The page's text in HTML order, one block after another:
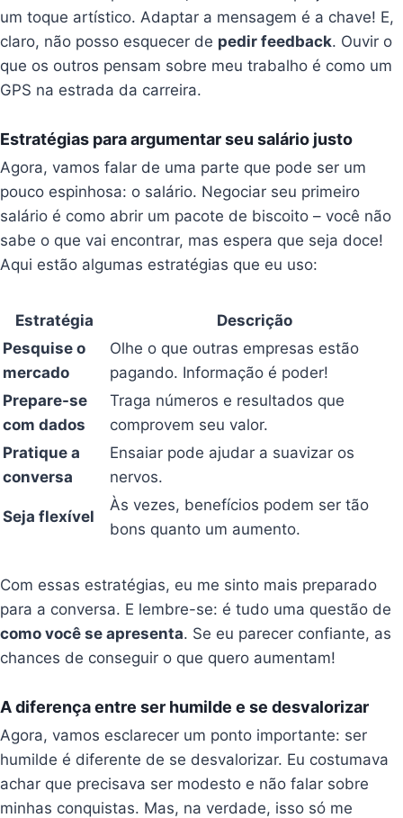
um toque artístico. Adaptar a mensagem é a chave! E,
claro, não posso esquecer de pedir feedback. Ouvir o
que os outros pensam sobre meu trabalho é como um
GPS na estrada da carreira.
Estratégias para argumentar seu salário justo
Agora, vamos falar de uma parte que pode ser um
pouco espinhosa: o salário. Negociar seu primeiro
salário é como abrir um pacote de biscoito – você não
sabe o que vai encontrar, mas espera que seja doce!
Aqui estão algumas estratégias que eu uso:
Estratégia
Descrição
Pesquise o
mercado
Olhe o que outras empresas estão
pagando. Informação é poder!
Prepare-se
com dados
Traga números e resultados que
comprovem seu valor.
Pratique a
conversa
Ensaiar pode ajudar a suavizar os
nervos.
Seja flexível
Às vezes, benefícios podem ser tão
bons quanto um aumento.
Com essas estratégias, eu me sinto mais preparado
para a conversa. E lembre-se: é tudo uma questão de
como você se apresenta. Se eu parecer confiante, as
chances de conseguir o que quero aumentam!
A diferença entre ser humilde e se desvalorizar
Agora, vamos esclarecer um ponto importante: ser
humilde é diferente de se desvalorizar. Eu costumava
achar que precisava ser modesto e não falar sobre
minhas conquistas. Mas, na verdade, isso só me